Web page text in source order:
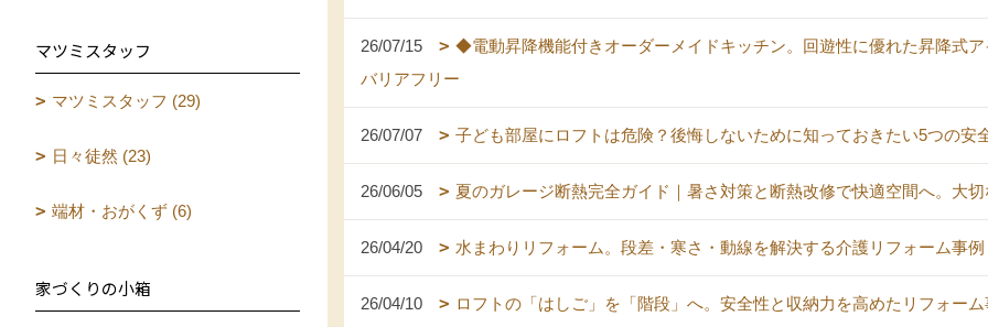
26/07/15
◆電動昇降機能付きオーダーメイドキッチン。回遊性に優れた昇降式
バリアフリー
26/07/07 子ども部屋にロフトは危険？後悔しないために知っておきたい5つの安
26/06/05 夏のガレージ断熱完全ガイド｜暑さ対策と断熱改修で快適空間へ。大
26/04/20 水まわりリフォーム。段差・寒さ・動線を解決する介護リフォーム事例
26/04/10 ロフトの「はしご」を「階段」へ。安全性と収納力を高めたリフォー
マツミスタッフ
マツミスタッフ (29)
日々徒然 (23)
端材・おがくず (6)
家づくりの小箱